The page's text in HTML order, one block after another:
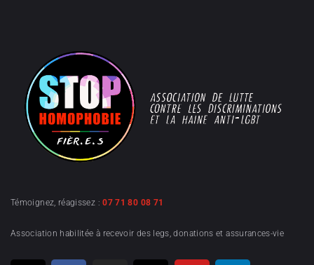
Témoignez, réagissez :07 71 80 08 71
Association habilitée à recevoir des legs, donations et assurances-vie